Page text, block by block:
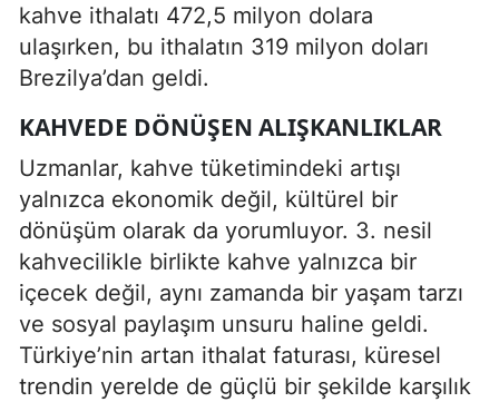
kahve ithalatı 472,5 milyon dolara
ulaşırken, bu ithalatın 319 milyon doları
Brezilya’dan geldi.
KAHVEDE DÖNÜŞEN ALIŞKANLIKLAR
Uzmanlar, kahve tüketimindeki artışı
yalnızca ekonomik değil, kültürel bir
dönüşüm olarak da yorumluyor. 3. nesil
kahvecilikle birlikte kahve yalnızca bir
içecek değil, aynı zamanda bir yaşam tarzı
ve sosyal paylaşım unsuru haline geldi.
Türkiye’nin artan ithalat faturası, küresel
trendin yerelde de güçlü bir şekilde karşılık